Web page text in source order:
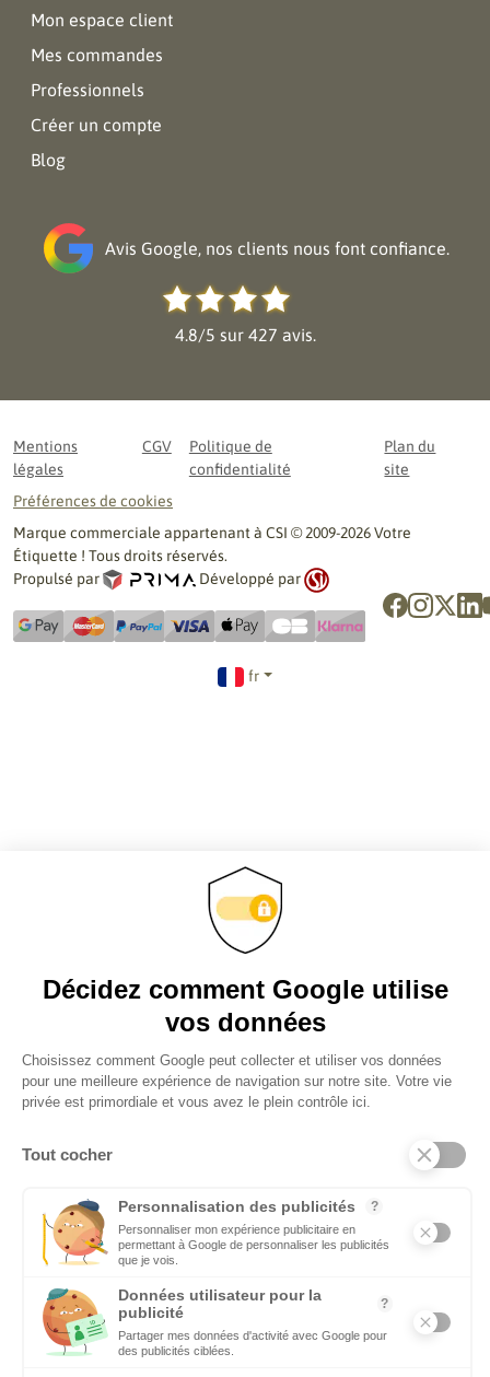
Mon espace client
Mes commandes
Professionnels
Créer un compte
Blog
Avis Google, nos clients nous font confiance.
4.8/5 sur 427 avis.
Mentions
légales
CGV
Politique de
confidentialité
Plan du
site
Préférences de cookies
Marque commerciale appartenant à CSI © 2009-2026 Votre
Étiquette ! Tous droits réservés.
Propulsé par
Développé par
fr